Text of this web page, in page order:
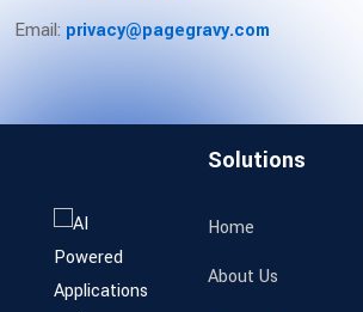
Email: privacy@pagegravy.com
Solutions
Home
About Us